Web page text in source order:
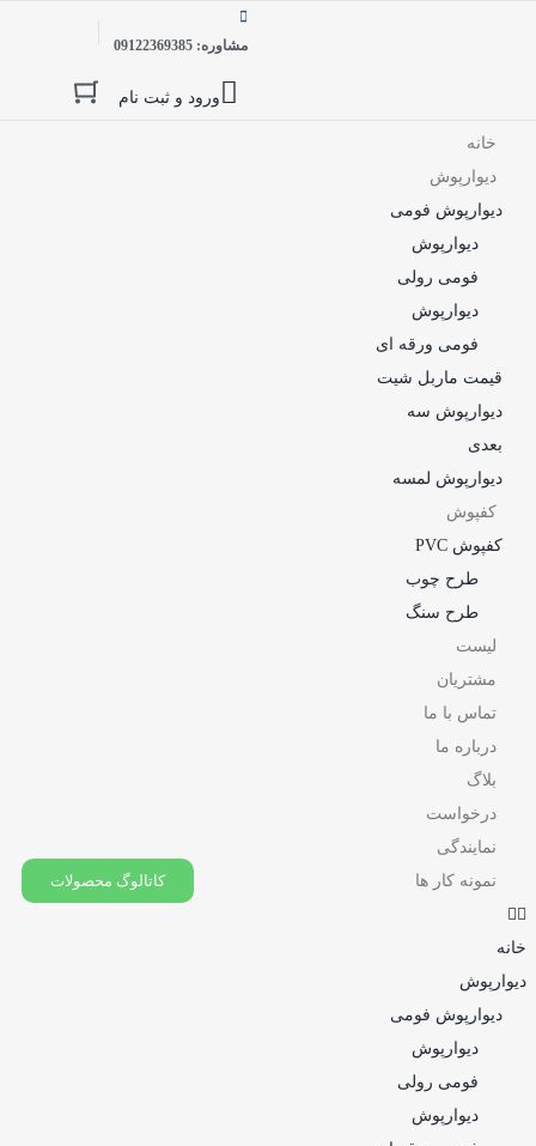
مشاوره: 09122369385
ورود و ثبت نام
خانه
دیوارپوش
دیوارپوش فومی
دیوارپوش
فومی رولی
دیوارپوش
فومی ورقه ای
قیمت ماربل شیت
دیوارپوش سه
بعدی
دیوارپوش لمسه
کفپوش
کفپوش PVC
طرح چوب
طرح سنگ
لیست
مشتریان
تماس با ما
درباره ما
بلاگ
درخواست
نمایندگی
نمونه کار ها
خانه
دیوارپوش
دیوارپوش فومی
دیوارپوش
فومی رولی
دیوارپوش
کاتالوگ محصولات